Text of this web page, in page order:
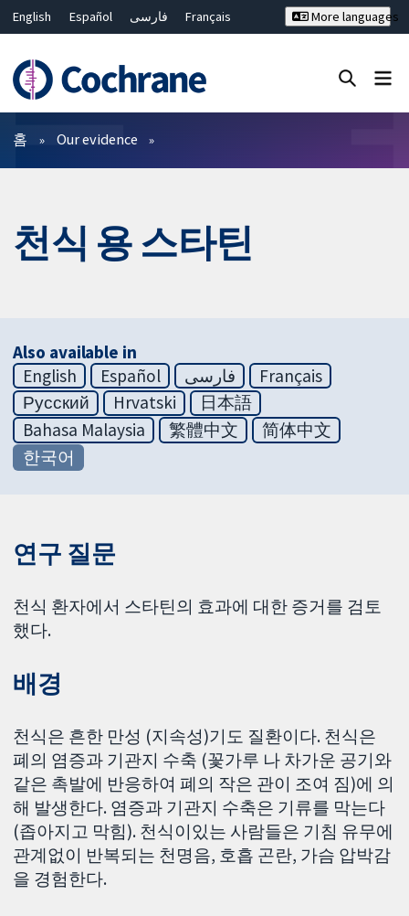
English Español فارسی
Français
Bahasa Malaysia
ไทย
繁體中文
简体中文
More languages
필터
홈 Our evidence
천식 용 스타틴
Also available in
English
Español فارسی
Français
Русский
Hrvatski
日本語
Bahasa Malaysia
繁體中文
简体中文
한국어
연구 질문
천식 환자에서 스타틴의 효과에 대한 증거를 검토
했다.
배경
천식은 흔한 만성 (지속성)기도 질환이다. 천식은
폐의 염증과 기관지 수축 (꽃가루 나 차가운 공기와
같은 촉발에 반응하여 폐의 작은 관이 조여 짐)에 의
해 발생한다. 염증과 기관지 수축은 기류를 막는다
(좁아지고 막힘). 천식이있는 사람들은 기침 유무에
관계없이 반복되는 천명음, 호흡 곤란, 가슴 압박감
을 경험한다.